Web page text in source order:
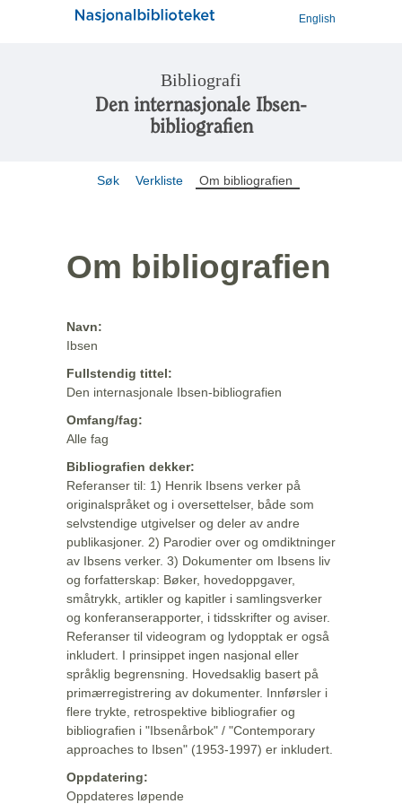
English
Bibliografi
Den internasjonale Ibsen-
bibliografien
Søk Verkliste Om bibliografien
Om bibliografien
Navn:
Ibsen
Fullstendig tittel:
Den internasjonale Ibsen-bibliografien
Omfang/fag:
Alle fag
Bibliografien dekker:
Referanser til: 1) Henrik Ibsens verker på
originalspråket og i oversettelser, både som
selvstendige utgivelser og deler av andre
publikasjoner. 2) Parodier over og omdiktninger
av Ibsens verker. 3) Dokumenter om Ibsens liv
og forfatterskap: Bøker, hovedoppgaver,
småtrykk, artikler og kapitler i samlingsverker
og konferanserapporter, i tidsskrifter og aviser.
Referanser til videogram og lydopptak er også
inkludert. I prinsippet ingen nasjonal eller
språklig begrensning. Hovedsaklig basert på
primærregistrering av dokumenter. Innførsler i
flere trykte, retrospektive bibliografier og
bibliografien i "Ibsenårbok" / "Contemporary
approaches to Ibsen" (1953-1997) er inkludert.
Oppdatering:
Oppdateres løpende